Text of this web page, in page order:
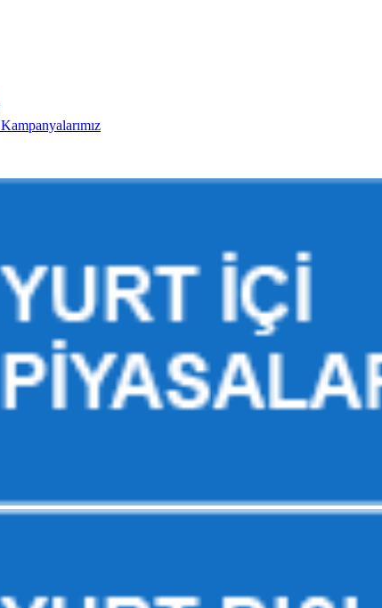
Kampanyalarımız